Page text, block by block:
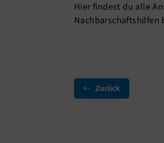
Hier findest du alle
Nachbarschaftshilfen
Zurück